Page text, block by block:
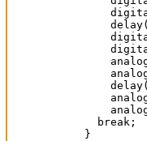
    break;
  }